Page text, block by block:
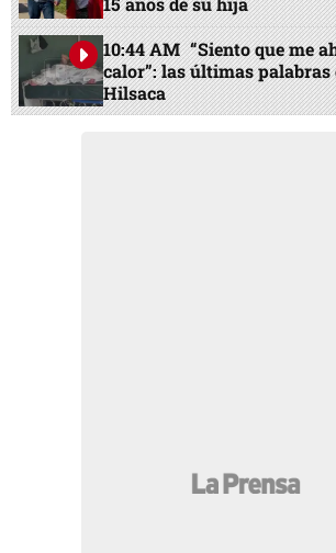
10:44 AM “Siento que me
calor”: las últimas palabras
Hilsaca